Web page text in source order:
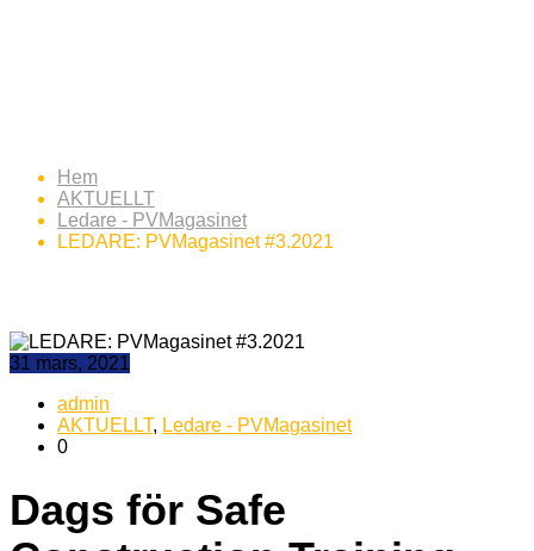
Hem
AKTUELLT
Ledare - PVMagasinet
LEDARE: PVMagasinet #3.2021
31 mars, 2021
admin
AKTUELLT, Ledare - PVMagasinet
0
Dags för Safe